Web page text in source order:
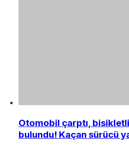
Otomobil çarptı, bisikletli
bulundu! Kaçan sürücü